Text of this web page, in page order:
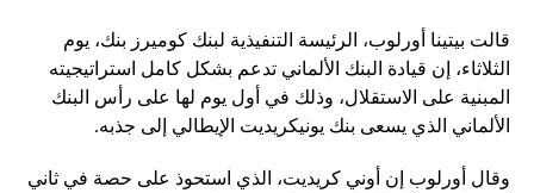
قالت بيتينا أورلوب، الرئيسة التنفيذية لبنك كوميرز بنك، يوم
الثلاثاء، إن قيادة البنك الألماني تدعم بشكل كامل استراتيجيته
المبنية على الاستقلال، وذلك في أول يوم لها على رأس البنك
الألماني الذي يسعى بنك يونيكريديت الإيطالي إلى جذبه.
وقال أورلوب إن أوني كريديت، الذي استحوذ على حصة في ثاني